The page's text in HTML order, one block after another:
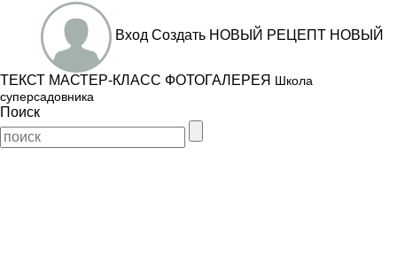
Вход Создать НОВЫЙ РЕЦЕПТ НОВЫЙ
ТЕКСТ МАСТЕР-КЛАСС ФОТОГАЛЕРЕЯ Школа
суперсадовника
Поиск